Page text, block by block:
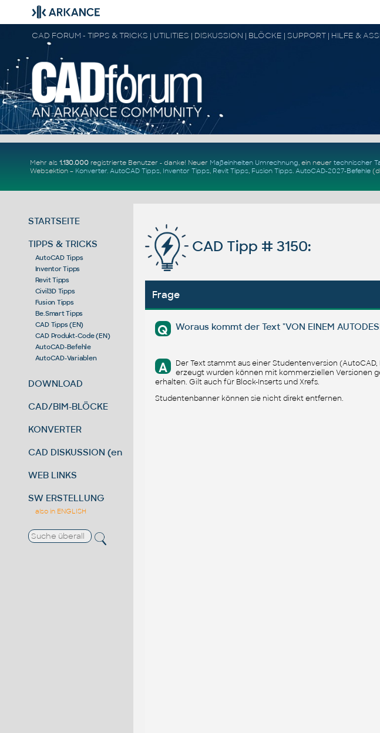
Mehr als 1.130.000registrierte Benutzer - danke! Neuer Maßeinheiten Umrechnung, ein neuer technischer
Websektion – Konverter. AutoCAD Tipps, Inventor Tipps, Revit Tipps, Fusion Tipps. AutoCAD-2027-Befehle
STARTSEITE
TIPPS & TRICKS
AutoCAD Tipps
Inventor Tipps
Revit Tipps
Civil3D Tipps
Fusion Tipps
Be.Smart Tipps
CAD Tipps (EN)
CAD Produkt-Code (EN)
AutoCAD-Befehle
AutoCAD-Variablen
DOWNLOAD
CAD/BIM-BLÖCKE
KONVERTER
CAD DISKUSSION (en)
WEB LINKS
SW ERSTELLUNG
also in ENGLISH
CAD Tipp # 3150:
Frage
Q Woraus kommt der Text "VON EINEM
A
Der Text stammt aus einer Studentenversion
erzeugt wurden können mit kommerziellen Versionen
erhalten. Gilt auch für Block-Inserts und Xrefs.
Studentenbanner können sie nicht direkt entfernen.